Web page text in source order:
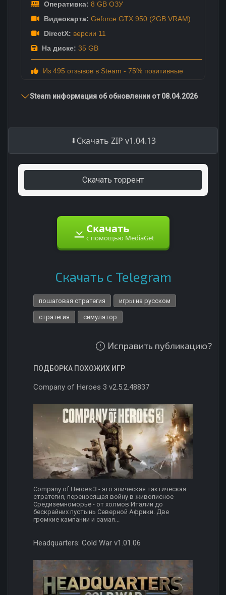
Оперативка: 8 GB ОЗУ
Видеокарта: Geforce GTX 950 (2GB VRAM)
DirectX: версии 11
На диске: 35 GB
Из 495 отзывов в Steam - 75% позитивные
Steam информация об обновлении от 08.04.2026
Скачать ZIP v1.04.13
Скачать торрент
Скачать
с помощью MediaGet
Скачать с Telegram
пошаговая стратегия игры на русском
стратегия симулятор
Исправить публикацию?
ПОДБОРКА ПОХОЖИХ ИГР
Company of Heroes 3 v2.5.2.48837
Company of Heroes 3 - это эпическая тактическая
стратегия, переносящая войну в живописное
Средиземноморье - от холмов Италии до
бескрайних пустынь Северной Африки. Две
громкие кампании и самая...
Headquarters: Cold War v1.01.06